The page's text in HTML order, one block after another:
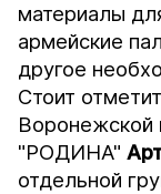
материалы
армейские
другое
Стоит
Воронежской
"РОДИНА"
отдельной